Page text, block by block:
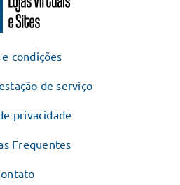
condições
de serviço
privacidade
Frequentes